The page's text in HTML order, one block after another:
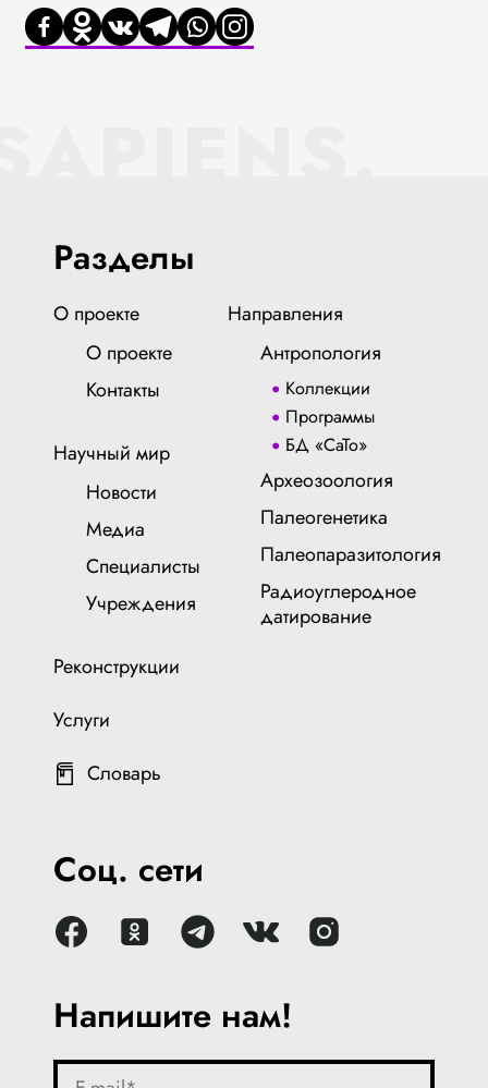
Напишите нам!
Разделы
О проекте
О проекте
Контакты
Научный мир
Новости
Медиа
Специалисты
Учреждения
Реконструкции
Услуги
Словарь
Направления
Антропология
Коллекции
Программы
БД «СаТо»
Археозоология
Палеогенетика
Палеопаразитология
Радиоуглеродное
датирование
Соц. сети